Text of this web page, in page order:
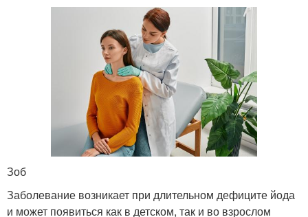
Зоб
Заболевание возникает при длительном дефиците йода
и может появиться как в детском, так и во взрослом